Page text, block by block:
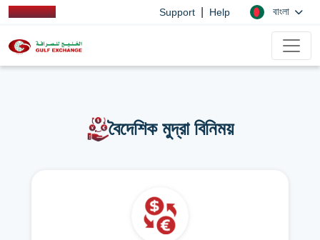
Support Help বাংলা
বৈদেশিক মুদ্রা বিনিময়